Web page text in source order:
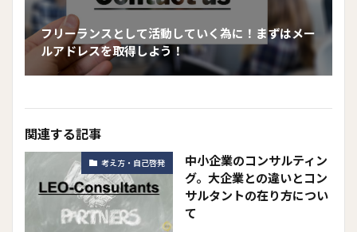
フリーランスとして活動していく為に！まずはメー
ルアドレスを取得しよう！
関連する記事
考え方・自己啓発
中小企業のコンサルティン
グ。大企業との違いとコン
サルタントの在り方につい
て